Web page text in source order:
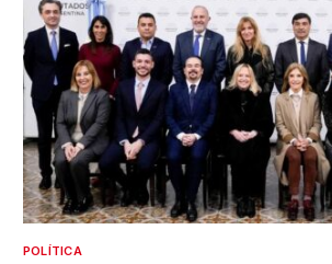
POLÍTICA